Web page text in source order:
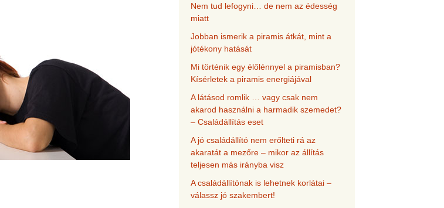
Nem tud lefogyni… de nem az édesség
miatt
Jobban ismerik a piramis átkát, mint a
jótékony hatását
Mi történik egy élőlénnyel a piramisban?
Kísérletek a piramis energiájával
A látásod romlik … vagy csak nem
akarod használni a harmadik szemedet?
– Családállítás eset
A jó családállító nem erőlteti rá az
akaratát a mezőre – mikor az állítás
teljesen más irányba visz
A családállítónak is lehetnek korlátai –
válassz jó szakembert!